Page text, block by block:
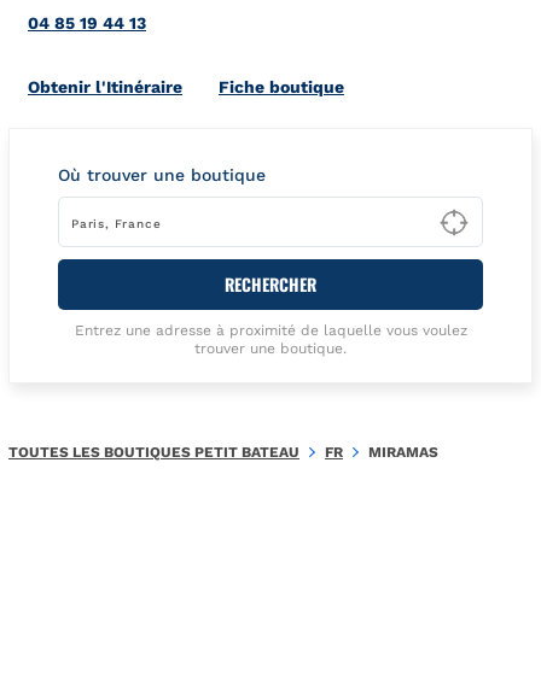
04 85 19 44 13
Obtenir l'ItinéraireLink Opens in New Tab
Fiche boutique
Où trouver une boutique
Type
RECHERCHER
Entrez une adresse à proximité de laquelle vous voulez
trouver une boutique.
TOUTES LES BOUTIQUES PETIT BATEAU FR MIRAMAS